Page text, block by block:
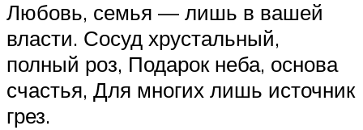
Любовь, семья — лишь в вашей
власти. Сосуд хрустальный,
полный роз, Подарок неба, основа
счастья, Для многих лишь источник
грез.